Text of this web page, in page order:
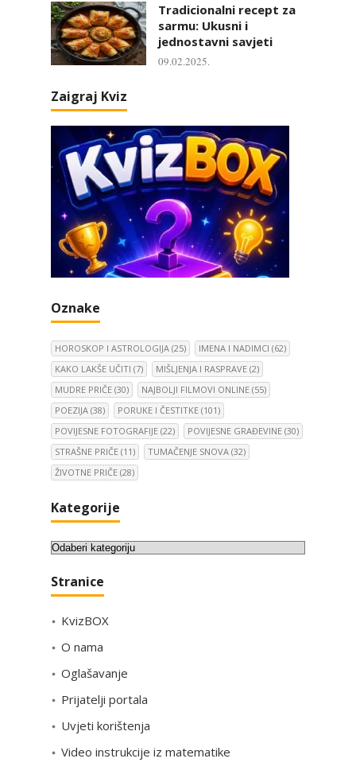
Tradicionalni recept za
sarmu: Ukusni i
jednostavni savjeti
09.02.2025.
Zaigraj Kviz
Oznake
HOROSKOP I ASTROLOGIJA (25) IMENA I NADIMCI (62)
KAKO LAKŠE UČITI (7) MIŠLJENJA I RASPRAVE (2)
MUDRE PRIČE (30) NAJBOLJI FILMOVI ONLINE (55)
POEZIJA (38) PORUKE I ČESTITKE (101)
POVIJESNE FOTOGRAFIJE (22) POVIJESNE GRAĐEVINE (30)
STRAŠNE PRIČE (11) TUMAČENJE SNOVA (32)
ŽIVOTNE PRIČE (28)
Kategorije
K
t
g
i
j
Stranice
KvizBOX
O nama
Oglašavanje
Prijatelji portala
Uvjeti korištenja
Video instrukcije iz matematike